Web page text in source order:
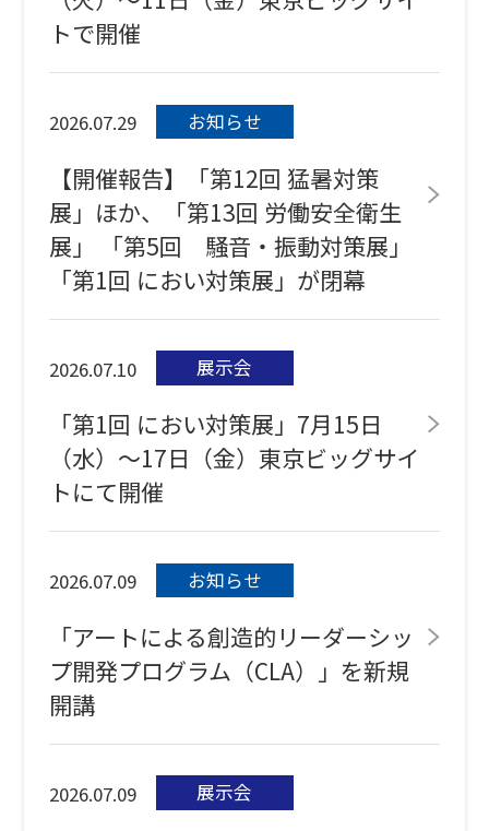
トで開催
2026.07.29 お知らせ
【開催報告】「第12回 猛暑対策
展」ほか、「第13回 労働安全衛生
展」 「第5回 騒音・振動対策展」
「第1回 におい対策展」が閉幕
2026.07.10 展示会
「第1回 におい対策展」7月15日
（水）～17日（金）東京ビッグサイ
トにて開催
2026.07.09 お知らせ
「アートによる創造的リーダーシッ
プ開発プログラム（CLA）」を新規
開講
2026.07.09 展示会